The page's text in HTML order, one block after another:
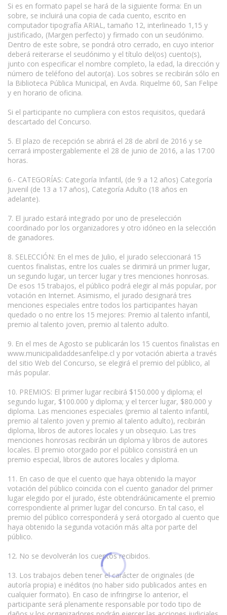
Si es en formato papel se hará de la siguiente forma: En un
sobre, se incluirá una copia de cada cuento, escrito en
computador tipografía ARIAL, tamaño 12, interlineado 1,15 y
justificado, (Margen perfecto) y firmado con un seudónimo.
Dentro de este sobre, se pondrá otro cerrado, en cuyo interior
deberá reiterarse el seudónimo y el título del(os) cuento(s),
junto con especificar el nombre completo, la edad, la dirección y
número de teléfono del autor(a). Los sobres se recibirán sólo en
la Biblioteca Pública Municipal, en Avda. Riquelme 60, San Felipe
y en horario de oficina.
Si el participante no cumpliera con estos requisitos, quedará
descartado del Concurso.
5. El plazo de recepción se abrirá el 28 de abril de 2016 y se
cerrará impostergablemente el 28 de junio de 2016, a las 17:00
horas.
6.- CATEGORÍAS: Categoría Infantil, (de 9 a 12 años) Categoría
Juvenil (de 13 a 17 años), Categoría Adulto (18 años en
adelante).
7. El jurado estará integrado por uno de preselección
coordinado por los organizadores y otro idóneo en la selección
de ganadores.
8. SELECCIÓN: En el mes de Julio, el jurado seleccionará 15
cuentos finalistas, entre los cuales se dirimirá un primer lugar,
un segundo lugar, un tercer lugar y tres menciones honrosas.
De esos 15 trabajos, el público podrá elegir al más popular, por
votación en Internet. Asimismo, el jurado designará tres
menciones especiales entre todos los participantes hayan
quedado o no entre los 15 mejores: Premio al talento infantil,
premio al talento joven, premio al talento adulto.
9. En el mes de Agosto se publicarán los 15 cuentos finalistas en
www.municipalidaddesanfelipe.cl y por votación abierta a través
del sitio Web del Concurso, se elegirá el premio del público, al
más popular.
10. PREMIOS: El primer lugar recibirá $150.000 y diploma; el
segundo lugar, $100.000 y diploma; y el tercer lugar, $80.000 y
diploma. Las menciones especiales (premio al talento infantil,
premio al talento joven y premio al talento adulto), recibirán
diploma, libros de autores locales y un obsequio. Las tres
menciones honrosas recibirán un diploma y libros de autores
locales. El premio otorgado por el público consistirá en un
premio especial, libros de autores locales y diploma.
11. En caso de que el cuento que haya obtenido la mayor
votación del público coincida con el cuento ganador del primer
lugar elegido por el jurado, éste obtendráúnicamente el premio
correspondiente al primer lugar del concurso. En tal caso, el
premio del público corresponderá y será otorgado al cuento que
haya obtenido la segunda votación más alta por parte del
público.
12. No se devolverán los cuentos recibidos.
13. Los trabajos deben tener el carácter de originales (de
autoría propia) e inéditos (no haber sido publicados antes en
cualquier formato). En caso de infringirse lo anterior, el
participante será plenamente responsable por todo tipo de